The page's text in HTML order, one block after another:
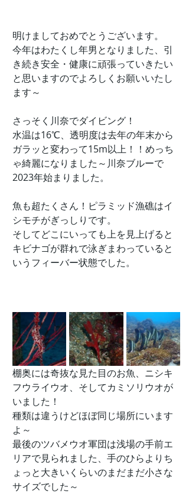
明けましておめでとうございます。
今年はわたくし年男となりました、引
き続き安全・健康に頑張っていきたい
と思いますのでよろしくお願いいたし
ます～
さっそく川奈でダイビング！
水温は16℃、透明度は去年の年末から
ガラッと変わって15m以上！！めっち
ゃ綺麗になりました～川奈ブルーで
2023年始まりました。
魚も超たくさん！ピラミッド漁礁はイ
シモチがぎっしりです。
そしてどこにいっても上を見上げると
キビナゴが群れで泳ぎまわっていると
いうフィーバー状態でした。
棚奥には奇抜な見た目のお魚、ニシキ
フウライウオ、そしてカミソリウオが
いました！
種類は違うけどほぼ同じ場所にいます
よ～
最後のツバメウオ軍団は浅場の手前エ
リアで見られました、手のひらよりち
ょっと大きいくらいのまだまだ小さな
サイズでした～